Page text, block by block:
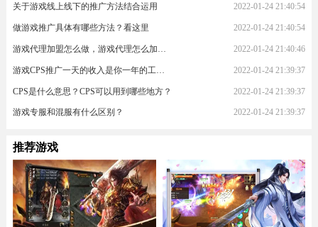
关于游戏线上线下的推广方法结合运用 2022-01-24 21:40:54
做游戏推广具体有哪些方法？看这里 2022-01-24 21:40:54
2022-01-24 21:40:46
2022-01-24 21:39:37
CPS是什么意思？CPS可以用到哪些地方？ 2022-01-24 21:39:37
游戏专服和混服有什么区别？ 2022-01-24 21:39:37
推荐游戏